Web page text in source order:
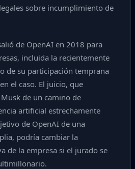
sobre incumplimiento de
de OpenAI en 2018 para
incluida la recientemente
de su participación temprana
el caso. El juicio, que
de un camino de
artificial estrechamente
de OpenAI de una
podría cambiar la
de la empresa si el jurado se